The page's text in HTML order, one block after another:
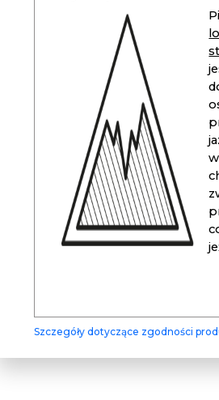
Szczegóły dotyczące zgodności